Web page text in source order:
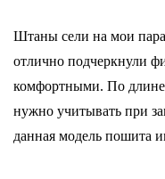
Штаны сели на мои
отлично подчеркнули
комфортными. По
нужно учитывать при
данная модель пошита